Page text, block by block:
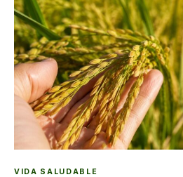
VIDA SALUDABLE